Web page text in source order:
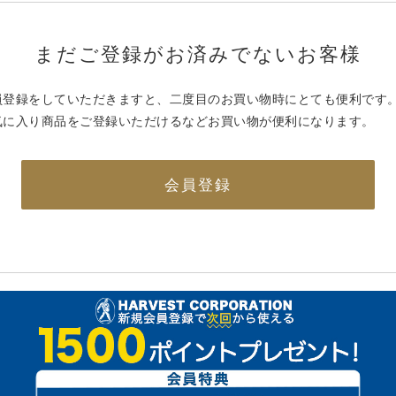
まだご登録がお済みでないお客様
登録をしていただきますと、二度目のお買い物時にとても便利です
入り商品をご登録いただけるなどお買い物が便利になります。
会員登録